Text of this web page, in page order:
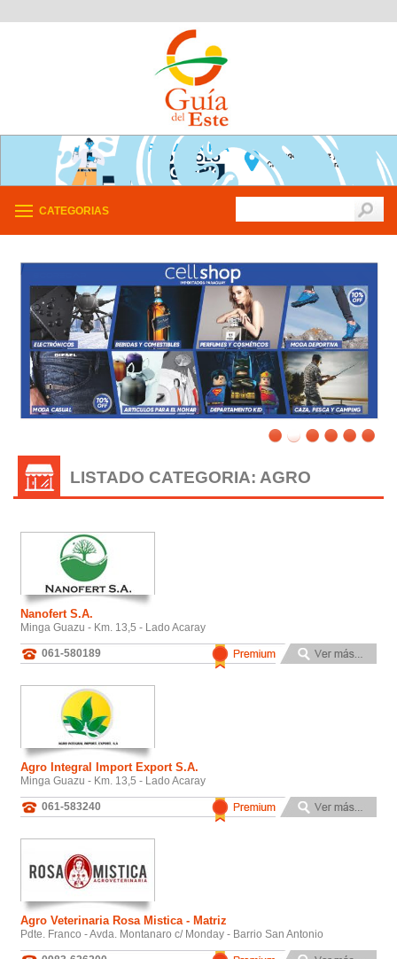
CATEGORIAS
/
LISTADO CATEGORIA: AGRO
Nanofert S.A.
Minga Guazu - Km. 13,5 - Lado Acaray
061-580189
Agro Integral Import Export S.A.
Minga Guazu - Km. 13,5 - Lado Acaray
061-583240
Agro Veterinaria Rosa Mistica - Matriz
Pdte. Franco - Avda. Montanaro c/ Monday - Barrio San Antonio